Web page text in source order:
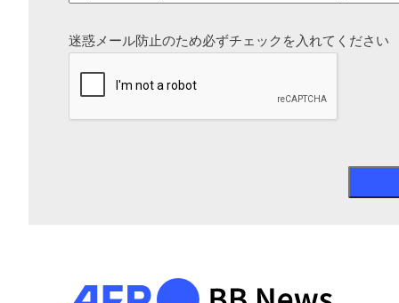
迷惑メール防止のため必ずチェックを入れてください